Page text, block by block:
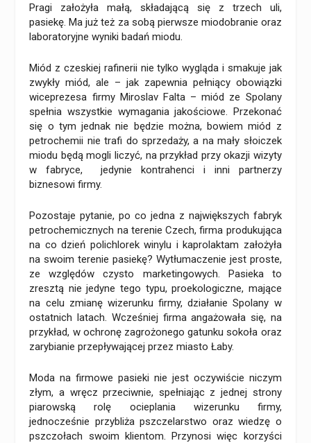
Pragi założyła małą, składającą się z trzech uli,
pasiekę. Ma już też za sobą pierwsze miodobranie oraz
laboratoryjne wyniki badań miodu.
Miód z czeskiej rafinerii nie tylko wygląda i smakuje jak
zwykły miód, ale – jak zapewnia pełniący obowiązki
wiceprezesa firmy Miroslav Falta – miód ze Spolany
spełnia wszystkie wymagania jakościowe. Przekonać
się o tym jednak nie będzie można, bowiem miód z
petrochemii nie trafi do sprzedaży, a na mały słoiczek
miodu będą mogli liczyć, na przykład przy okazji wizyty
w fabryce, jedynie kontrahenci i inni partnerzy
biznesowi firmy.
Pozostaje pytanie, po co jedna z największych fabryk
petrochemicznych na terenie Czech, firma produkująca
na co dzień polichlorek winylu i kaprolaktam założyła
na swoim terenie pasiekę? Wytłumaczenie jest proste,
ze względów czysto marketingowych. Pasieka to
zresztą nie jedyne tego typu, proekologiczne, mające
na celu zmianę wizerunku firmy, działanie Spolany w
ostatnich latach. Wcześniej firma angażowała się, na
przykład, w ochronę zagrożonego gatunku sokoła oraz
zarybianie przepływającej przez miasto Łaby.
Moda na firmowe pasieki nie jest oczywiście niczym
złym, a wręcz przeciwnie, spełniając z jednej strony
piarowską rolę ocieplania wizerunku firmy,
jednocześnie przybliża pszczelarstwo oraz wiedzę o
pszczołach swoim klientom. Przynosi więc korzyści